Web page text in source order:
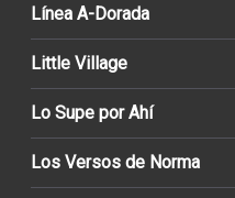
Línea A-Dorada
Little Village
Lo Supe por Ahí
Los Versos de Norma